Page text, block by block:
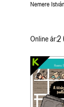
Nemere
Online ár:2